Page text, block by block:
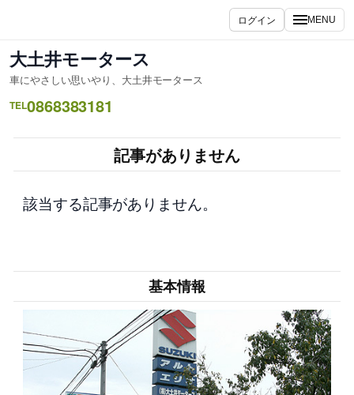
ス
キ
ッ
ログイン MENU
大土井モータース
車にやさしい思いやり、大土井モータース
TEL0868383181
記事がありません
該当する記事がありません。
基本情報